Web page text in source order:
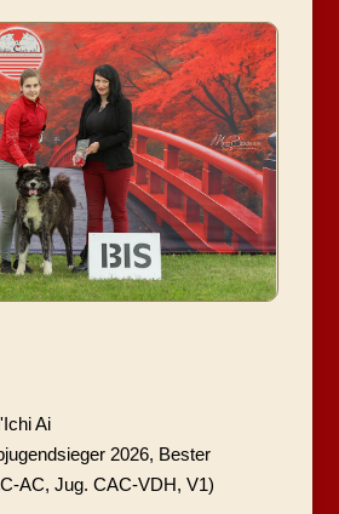
Ai
2026, Bester
AC, Jug. CAC-VDH, V1)